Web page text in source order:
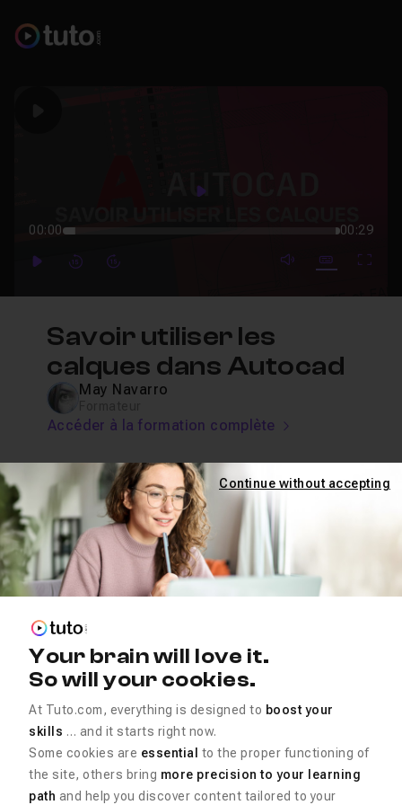
Play
00:00 00:29
PlayForwardForward mute video
Subtitles
Savoir utiliser les
calques dans Autocad
May Navarro
Accéder à la formation complète